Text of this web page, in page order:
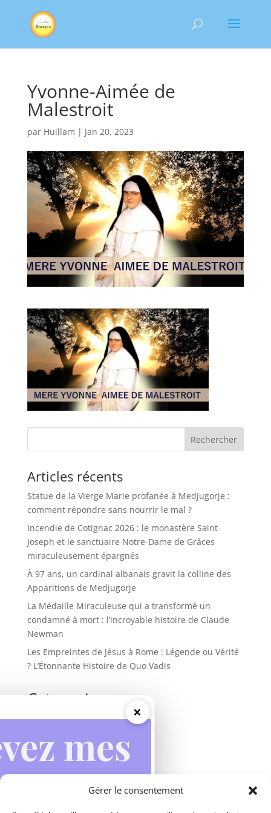
Gérer le consentement
Yvonne-Aimée de
Malestroit
par Huillam | Jan 20, 2023
Rechercher
Articles récents
Statue de la Vierge Marie profanée à Medjugorje :
comment répondre sans nourrir le mal ?
Incendie de Cotignac 2026 : le monastère Saint-
Joseph et le sanctuaire Notre-Dame de Grâces
miraculeusement épargnés
À 97 ans, un cardinal albanais gravit la colline des
Apparitions de Medjugorje
La Médaille Miraculeuse qui a transformé un
condamné à mort : l’incroyable histoire de Claude
Newman
Les Empreintes de Jésus à Rome : Légende ou Vérité
? L’Étonnante Histoire de Quo Vadis
Categories
Actualités
Inspirations
Miracles
Vie des saints
×